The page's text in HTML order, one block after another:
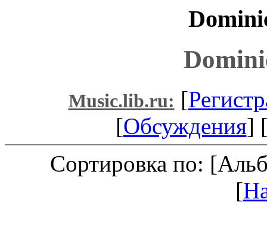
Music.lib.ru: [
[Обсуждения]
Сортировка по:
[